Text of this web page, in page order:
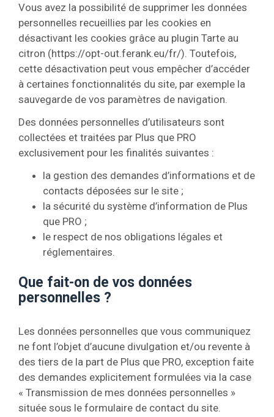
Vous avez la possibilité de supprimer les données
personnelles recueillies par les cookies en
désactivant les cookies grâce au plugin Tarte au
citron (https://opt-out.ferank.eu/fr/). Toutefois,
cette désactivation peut vous empêcher d’accéder
à certaines fonctionnalités du site, par exemple la
sauvegarde de vos paramètres de navigation.
Des données personnelles d’utilisateurs sont
collectées et traitées par Plus que PRO
exclusivement pour les finalités suivantes :
la gestion des demandes d’informations et de
contacts déposées sur le site ;
la sécurité du système d’information de Plus
que PRO ;
le respect de nos obligations légales et
réglementaires.
Que fait-on de vos données
personnelles ?
Les données personnelles que vous communiquez
ne font l’objet d’aucune divulgation et/ou revente à
des tiers de la part de Plus que PRO, exception faite
des demandes explicitement formulées via la case
« Transmission de mes données personnelles »
située sous le formulaire de contact du site.